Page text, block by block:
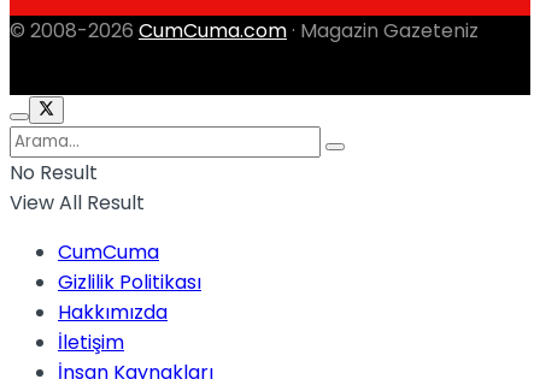
© 2008-2026 CumCuma.com · Magazin Gazeteniz
No Result
View All Result
CumCuma
Gizlilik Politikası
Hakkımızda
İletişim
İnsan Kaynakları